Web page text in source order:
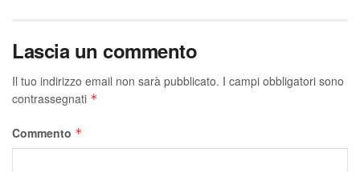
Lascia un commento
Il tuo indirizzo email non sarà pubblicato. I campi obbligatori sono
contrassegnati *
Commento *